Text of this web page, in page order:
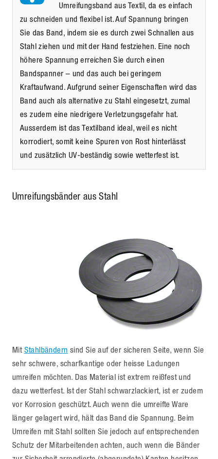
Umreifungsband aus Textil, da es einfach
zu schneiden und flexibel ist. Auf Spannung bringen
Sie das Band, indem sie es durch zwei Schnallen aus
Stahl ziehen und mit der Hand festziehen. Eine noch
höhere Spannung erreichen Sie durch einen
Bandspanner – und das auch bei geringem
Kraftaufwand. Aufgrund seiner Eigenschaften wird das
Band auch als alternative zu Stahl eingesetzt, zumal
es zudem eine niedrigere Verletzungsgefahr hat.
Ausserdem ist das Textilband ideal, weil es nicht
korrodiert, somit keine Spuren von Rost hinterlässt
und zusätzlich UV-beständig sowie wetterfest ist.
Umreifungsbänder aus Stahl
Mit Stahlbändern sind Sie auf der sicheren Seite, wenn Sie
sehr schwere, scharfkantige oder heisse Ladungen
umreifen möchten. Das Material ist extrem reißfest und
dazu wetterfest. Ist der Stahl schwarzlackiert, ist er zudem
vor Korrosion geschützt. Auch wenn die umreifte Ware
länger gelagert wird, hält das Band die Spannung. Beim
Umreifen mit Stahl sollten Sie jedoch auf entsprechenden
Schutz der Mitarbeitenden achten, auch wenn die Bänder